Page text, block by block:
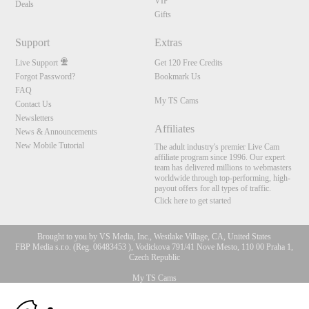
Deals
Gifts
Support
Live Support
Forgot Password?
FAQ
Contact Us
Newsletters
News & Announcements
New Mobile Tutorial
Extras
Get 120 Free Credits
Bookmark Us
My TS Cams
Affiliates
The adult industry's premier Live Cam
affiliate program since 1996. Our expert
team has delivered millions to webmasters
worldwide through top-performing, high-
payout offers for all types of traffic.
Click here to get started
Brought to you by VS Media, Inc., Westlake Village, CA, United States
FBP Media s.r.o. (Reg. 06483453 ), Vodickova 791/41 Nove Mesto, 110 00 Praha 1,
Czech Republic
My TS Cams
All persons depicted herein were at least 18 years of age at the time of photography:
10:00